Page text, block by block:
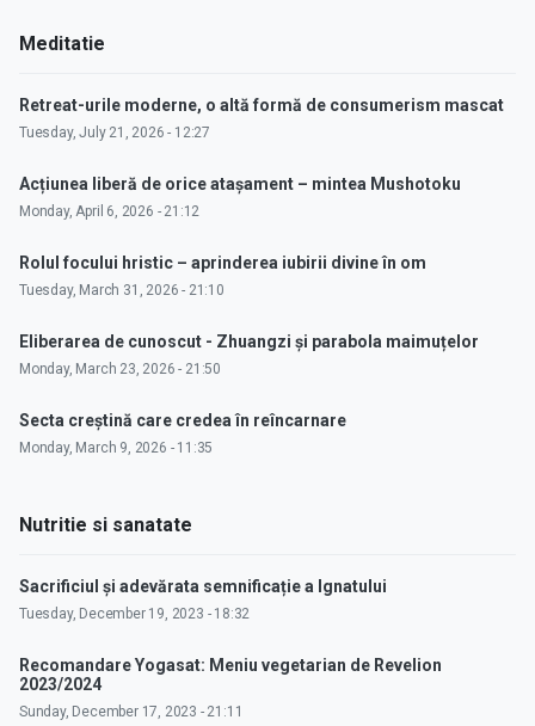
Meditatie
Retreat-urile moderne, o altă formă de consumerism mascat
Tuesday, July 21, 2026 - 12:27
Acțiunea liberă de orice atașament – mintea Mushotoku
Monday, April 6, 2026 - 21:12
Rolul focului hristic – aprinderea iubirii divine în om
Tuesday, March 31, 2026 - 21:10
Eliberarea de cunoscut - Zhuangzi și parabola maimuțelor
Monday, March 23, 2026 - 21:50
Secta creștină care credea în reîncarnare
Monday, March 9, 2026 - 11:35
Nutritie si sanatate
Sacrificiul și adevărata semnificație a Ignatului
Tuesday, December 19, 2023 - 18:32
Recomandare Yogasat: Meniu vegetarian de Revelion
2023/2024
Sunday, December 17, 2023 - 21:11